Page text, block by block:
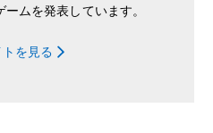
ムを発表しています。
を見る